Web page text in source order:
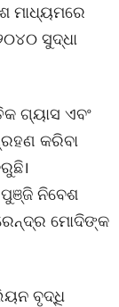
ମାଧ୍ୟମରେ
ସୁଦ୍ଧା
ଗ୍ୟାସ ଏବଂ
କରିବା
ପୁଞ୍ଜି ନିବେଶ
ମୋଦିଙ୍କ
ବୃଦ୍ଧି